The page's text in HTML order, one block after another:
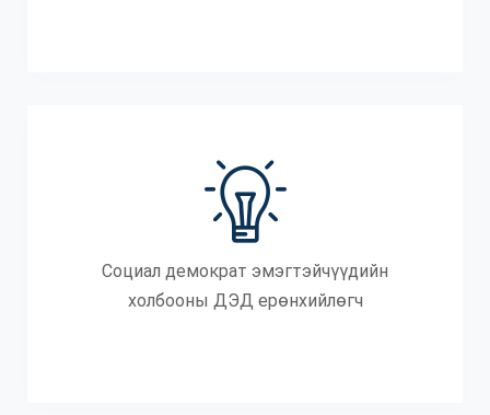
Социал демократ эмэгтэйчүүдийн
холбооны ДЭД ерөнхийлөгч